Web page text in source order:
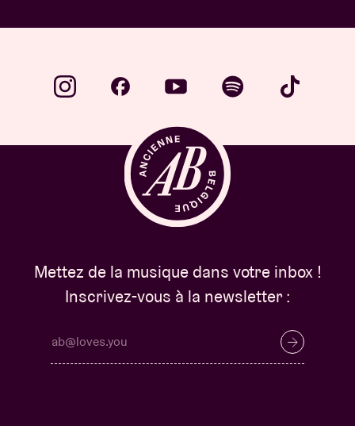
Mettez de la musique dans votre inbox !
Inscrivez-vous à la newsletter :